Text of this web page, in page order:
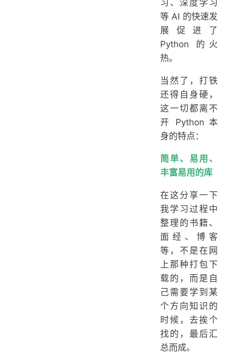
习、深度学习
等 AI 的快速发
展促进了
Python 的火
热。
当然了，打铁
还得自身硬，
这一切都离不
开 Python 本
身的特点：
简单、易用、
丰富易用的库
在这分享一下
我学习过程中
整理的书籍、
面经、博客
等，不是在网
上那种打包下
载的，而是自
己需要学到某
个方向知识的
时候，去挨个
找的，最后汇
总而成。